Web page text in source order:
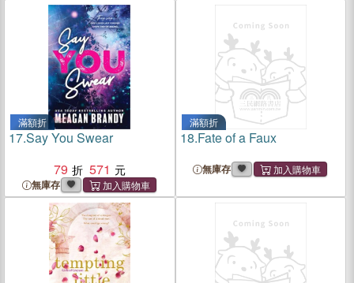
滿額折
17.Say You Swear
79
571
無庫存
滿額折
18.Fate of a Faux
無庫存